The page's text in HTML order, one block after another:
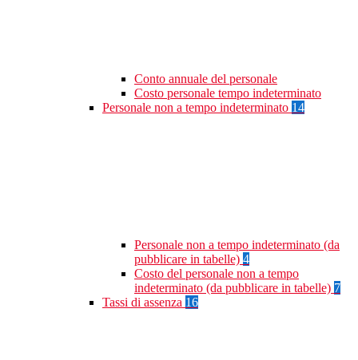
Conto annuale del personale
Costo personale tempo indeterminato
Personale non a tempo indeterminato 14
Personale non a tempo indeterminato (da
pubblicare in tabelle) 4
Costo del personale non a tempo
indeterminato (da pubblicare in tabelle) 7
Tassi di assenza 16